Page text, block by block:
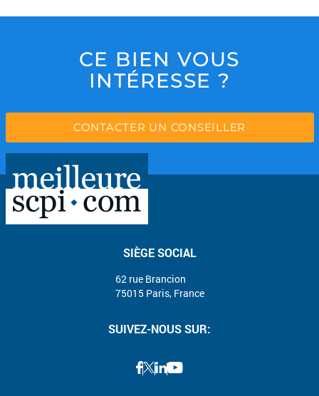
CE BIEN VOUS
INTÉRESSE ?
CONTACTER UN CONSEILLER
SIÈGE SOCIAL
62 rue Brancion
75015 Paris, France
SUIVEZ-NOUS SUR: